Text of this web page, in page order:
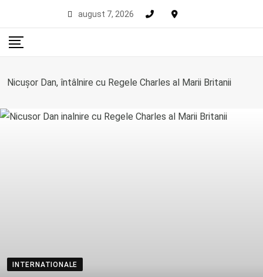
content
august 7, 2026
Nicușor Dan, întâlnire cu Regele Charles al Marii Britanii
INTERNATIONALE